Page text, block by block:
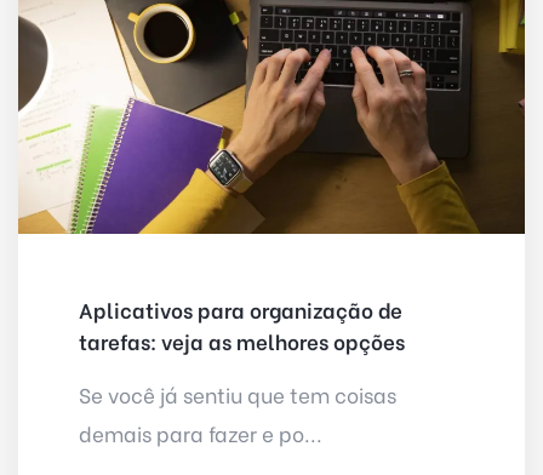
Aplicativos para organização de
tarefas: veja as melhores opções
Se você já sentiu que tem coisas
demais para fazer e po...